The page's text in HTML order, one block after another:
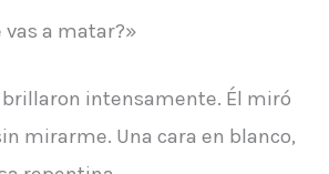
vas a matar?»
brillaron intensamente. Él miró
mirarme. Una cara en blanco,